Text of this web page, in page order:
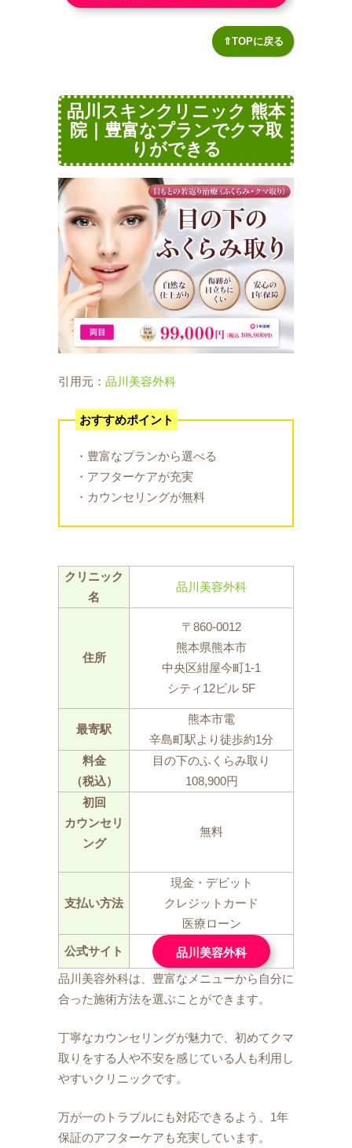
⇑TOPに戻る
品川スキンクリニック 熊本
院｜豊富なプランでクマ取
りができる
引用元： 品川美容外科
おすすめポイント
・豊富なプランから選べる
・アフターケアが充実
・カウンセリングが無料
クリニック
名
品川美容外科
住所
〒860-0012
熊本県熊本市
中央区紺屋今町1-1
シティ12ビル 5F
最寄駅
熊本市電
辛島町駅より徒歩約1分
料金
（税込）
目の下のふくらみ取り
108,900円
初回
カウンセリ
ング
無料
支払い方法
現金・デビット
クレジットカード
医療ローン
公式サイト
品川美容外科
品川美容外科は、豊富なメニューから自分に
合った施術方法を選ぶことができます。
丁寧なカウンセリングが魅力で、初めてクマ
取りをする人や不安を感じている人も利用し
やすいクリニックです。
万が一のトラブルにも対応できるよう、1年
保証のアフターケアも充実しています。